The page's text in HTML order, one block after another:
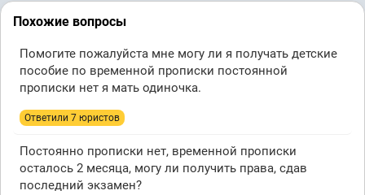
Похожие вопросы
Помогите пожалуйста мне могу ли я получать детские
пособие по временной прописки постоянной
прописки нет я мать одиночка.
Ответили 7 юристов
Постоянно прописки нет, временной прописки
осталось 2 месяца, могу ли получить права, сдав
последний экзамен?